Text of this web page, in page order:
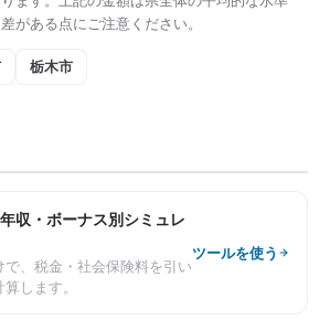
がある点にご注意ください。
栃木市
収・ボーナス別シミュレ
、税金・社会保険料を引い
します。
ツールを使う